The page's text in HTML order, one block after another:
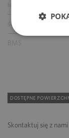
łącze światłowodowe
ścianki działowe
BMS
DOSTĘPNE
Skontaktuj się z nami